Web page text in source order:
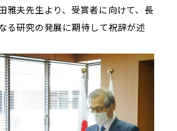
雅夫先生より、受賞者に向けて、長
る研究の発展に期待して祝辞が述